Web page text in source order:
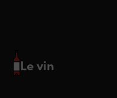
Le vin